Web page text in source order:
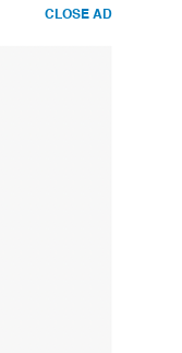
CLOSE AD